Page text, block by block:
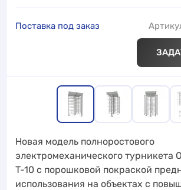
Поставка под заказ
Новая модель полноростового
электромеханического турникета
T-10 с порошковой покраской
использования на объектах с